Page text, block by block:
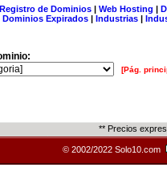
Registro de Dominios| Web Hosting |
Dominios Expirados | Industrias |
[Pág.
** Precios
© 2002/2022 Solo10.com